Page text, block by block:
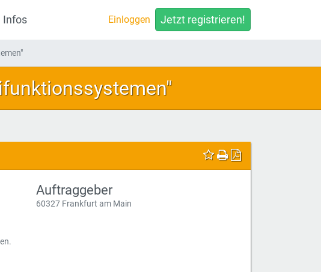
Infos Einloggen Jetzt registrieren!
Auftraggeber
60327 Frankfurt am Main